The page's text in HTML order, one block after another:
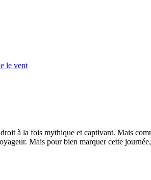
le vent
à la fois mythique et captivant. Mais
Mais pour bien marquer cette